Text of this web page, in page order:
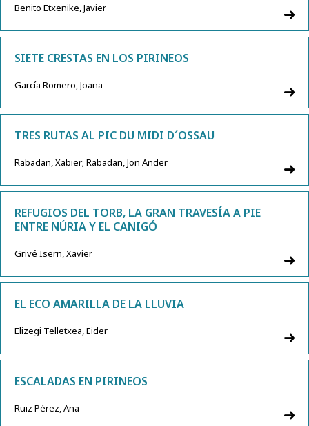
Benito Etxenike, Javier
SIETE CRESTAS EN LOS PIRINEOS
García Romero, Joana
TRES RUTAS AL PIC DU MIDI D´OSSAU
Rabadan, Xabier; Rabadan, Jon Ander
REFUGIOS DEL TORB, LA GRAN TRAVESÍA A PIE
ENTRE NÚRIA Y EL CANIGÓ
Grivé Isern, Xavier
EL ECO AMARILLA DE LA LLUVIA
Elizegi Telletxea, Eider
ESCALADAS EN PIRINEOS
Ruiz Pérez, Ana